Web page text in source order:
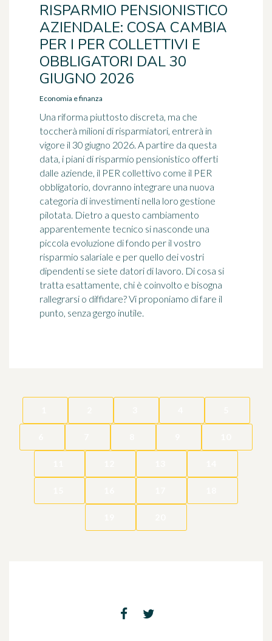
RISPARMIO PENSIONISTICO
AZIENDALE: COSA CAMBIA
PER I PER COLLETTIVI E
OBBLIGATORI DAL 30
GIUGNO 2026
Economia e finanza
Una riforma piuttosto discreta, ma che
toccherà milioni di risparmiatori, entrerà in
vigore il 30 giugno 2026. A partire da questa
data, i piani di risparmio pensionistico offerti
dalle aziende, il PER collettivo come il PER
obbligatorio, dovranno integrare una nuova
categoria di investimenti nella loro gestione
pilotata. Dietro a questo cambiamento
apparentemente tecnico si nasconde una
piccola evoluzione di fondo per il vostro
risparmio salariale e per quello dei vostri
dipendenti se siete datori di lavoro. Di cosa si
tratta esattamente, chi è coinvolto e bisogna
rallegrarsi o diffidare? Vi proponiamo di fare il
punto, senza gergo inutile.